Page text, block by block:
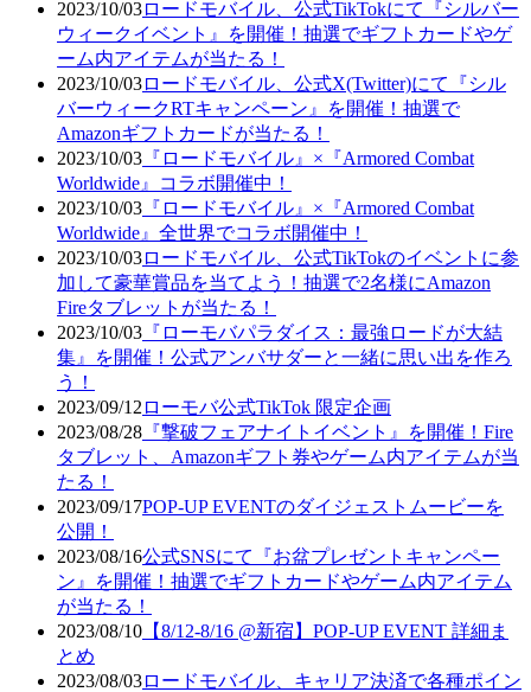
2023/10/03ロードモバイル、公式TikTokにて『シルバー
ウィークイベント』を開催！抽選でギフトカードやゲ
ーム内アイテムが当たる！
2023/10/03ロードモバイル、公式X(Twitter)にて『シル
バーウィークRTキャンペーン』を開催！抽選で
Amazonギフトカードが当たる！
2023/10/03 『ロードモバイル』×『Armored Combat
Worldwide』コラボ開催中！
2023/10/03 『ロードモバイル』×『Armored Combat
Worldwide』全世界でコラボ開催中！
2023/10/03ロードモバイル、公式TikTokのイベントに参
加して豪華賞品を当てよう！抽選で2名様にAmazon
Fireタブレットが当たる！
2023/10/03 『ローモバパラダイス：最強ロードが大結
集』を開催！公式アンバサダーと一緒に思い出を作ろ
う！
2023/09/12 ローモバ公式TikTok 限定企画
2023/08/28 『撃破フェアナイトイベント』を開催！Fire
タブレット、Amazonギフト券やゲーム内アイテムが当
たる！
2023/09/17POP-UP EVENTのダイジェストムービーを
公開！
2023/08/16公式SNSにて『お盆プレゼントキャンペー
ン』を開催！抽選でギフトカードやゲーム内アイテム
が当たる！
2023/08/10 【8/12-8/16 @新宿】POP-UP EVENT 詳細ま
とめ
2023/08/03ロードモバイル、キャリア決済で各種ポイン